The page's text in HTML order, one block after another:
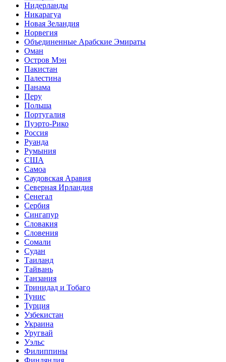
Нидерланды
Никарагуа
Новая Зеландия
Норвегия
Объединенные Арабские Эмираты
Оман
Остров Мэн
Пакистан
Палестина
Панама
Перу
Польша
Португалия
Пуэрто-Рико
Россия
Руанда
Румыния
США
Самоа
Саудовская Аравия
Северная Ирландия
Сенегал
Сербия
Сингапур
Словакия
Словения
Сомали
Судан
Таиланд
Тайвань
Танзания
Тринидад и Тобаго
Тунис
Турция
Узбекистан
Украина
Уругвай
Уэльс
Филиппины
Финляндия